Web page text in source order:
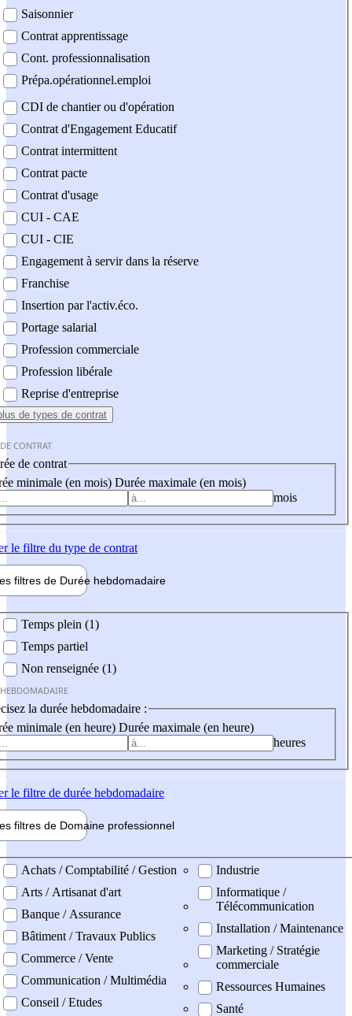
Saisonnier
Contrat apprentissage
Cont. professionnalisation
Prépa.opérationnel.emploi
CDI de chantier ou d'opération
Contrat d'Engagement Educatif
Contrat intermittent
Contrat pacte
Contrat d'usage
CUI - CAE
CUI - CIE
Engagement à servir dans la réserve
Franchise
Insertion par l'activ.éco.
Portage salarial
Profession commerciale
Profession libérale
Reprise d'entreprise
de types de contrat
CONTRAT
de contrat
minimale (en mois) Durée maximale (en mois)
mois
le filtre du type de contrat
filtres de Durée hebdomadaire
Temps plein (1)
Temps partiel
Non renseignée (1)
la durée hebdomadaire :
minimale (en heure) Durée maximale (en heure)
heures
le filtre de durée hebdomadaire
filtres de Domaine professionnel
professionel
Achats / Comptabilité / Gestion
Arts / Artisanat d'art
Banque / Assurance
Bâtiment / Travaux Publics
Commerce / Vente
Communication / Multimédia
Conseil / Etudes
Industrie
Informatique /
Télécommunication
Installation / Maintenance
Marketing / Stratégie
commerciale
Ressources Humaines
Santé